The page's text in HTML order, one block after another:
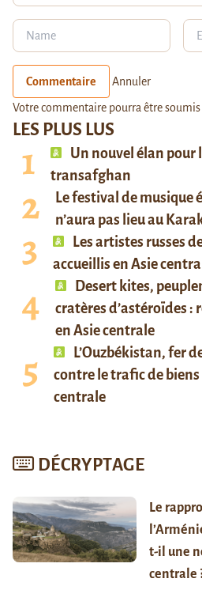
LES PLUS LUS
Un nouvel élan
transafghan
Le festival de musique
n’aura pas lieu au
Les artistes russes
accueillis en Asie
Desert kites,
cratères d’astéroïdes :
en Asie centrale
L’Ouzbékistan, fer
contre le trafic de
centrale
DÉCRYPTAGE
Le
t-il une
centrale
Commentaire Annuler
Votre commentaire pourra être soumis